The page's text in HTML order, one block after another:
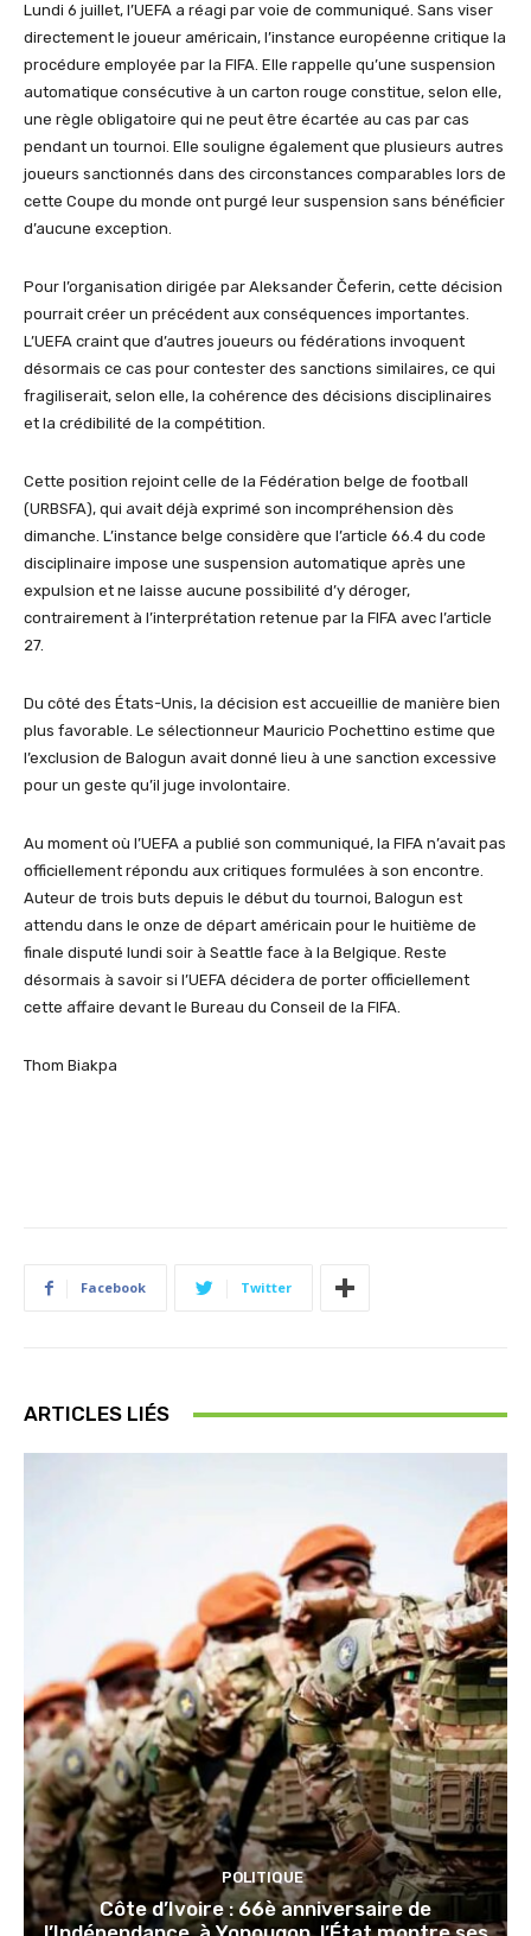
Lundi 6 juillet, l’UEFA a réagi par voie de communiqué. Sans viser
directement le joueur américain, l’instance européenne critique la
procédure employée par la FIFA. Elle rappelle qu’une suspension
automatique consécutive à un carton rouge constitue, selon elle,
une règle obligatoire qui ne peut être écartée au cas par cas
pendant un tournoi. Elle souligne également que plusieurs autres
joueurs sanctionnés dans des circonstances comparables lors de
cette Coupe du monde ont purgé leur suspension sans bénéficier
d’aucune exception.
Pour l’organisation dirigée par Aleksander Čeferin, cette décision
pourrait créer un précédent aux conséquences importantes.
L’UEFA craint que d’autres joueurs ou fédérations invoquent
désormais ce cas pour contester des sanctions similaires, ce qui
fragiliserait, selon elle, la cohérence des décisions disciplinaires
et la crédibilité de la compétition.
Cette position rejoint celle de la Fédération belge de football
(URBSFA), qui avait déjà exprimé son incompréhension dès
dimanche. L’instance belge considère que l’article 66.4 du code
disciplinaire impose une suspension automatique après une
expulsion et ne laisse aucune possibilité d’y déroger,
contrairement à l’interprétation retenue par la FIFA avec l’article
27.
Du côté des États-Unis, la décision est accueillie de manière bien
plus favorable. Le sélectionneur Mauricio Pochettino estime que
l’exclusion de Balogun avait donné lieu à une sanction excessive
pour un geste qu’il juge involontaire.
Au moment où l’UEFA a publié son communiqué, la FIFA n’avait pas
officiellement répondu aux critiques formulées à son encontre.
Auteur de trois buts depuis le début du tournoi, Balogun est
attendu dans le onze de départ américain pour le huitième de
finale disputé lundi soir à Seattle face à la Belgique. Reste
désormais à savoir si l’UEFA décidera de porter officiellement
cette affaire devant le Bureau du Conseil de la FIFA.
Thom Biakpa
Facebook Twitter
ARTICLES LIÉS
POLITIQUE
Côte d’Ivoire : 66è anniversaire de